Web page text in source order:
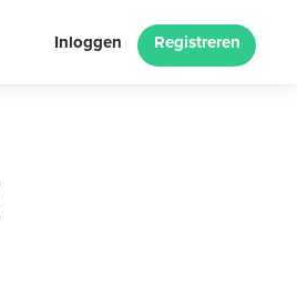
Inloggen Registreren